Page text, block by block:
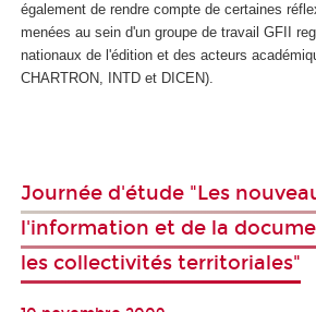
également de rendre compte de certaines
menées au sein d'un groupe de travail GFII
nationaux de l'édition et des acteurs
CHARTRON, INTD et DICEN).
Journée d'étude "Les
l'information et de la
les collectivités territoriales"